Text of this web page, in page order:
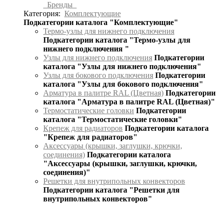
Бренды
Категория: Комплектующие
Подкатегории каталога "Комплектующие"
Термо-узлы для нижнего подключения
Подкатегории каталога "Термо-узлы для
нижнего подключения "
Узлы для нижнего подключения Подкатегории
каталога "Узлы для нижнего подключения"
Узлы для бокового подключения Подкатегории
каталога "Узлы для бокового подключения"
Арматура в палитре RAL (Цветная) Подкатегории
каталога "Арматура в палитре RAL (Цветная)"
Термостатические головки Подкатегории
каталога "Термостатические головки"
Крепеж для радиаторов Подкатегории каталога
"Крепеж для радиаторов"
Аксессуары (крышки, заглушки, крючки,
соединения) Подкатегории каталога
"Аксессуары (крышки, заглушки, крючки,
соединения)"
Решетки для внутрипольных конвекторов
Подкатегории каталога "Решетки для
внутрипольных конвекторов"